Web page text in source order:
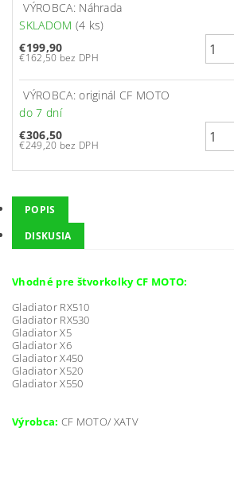
VÝROBCA: Náhrada
SKLADOM (4 ks)
€199,90
€162,50 bez DPH
VÝROBCA: originál CF MOTO
do 7 dní
€306,50
€249,20 bez DPH
POPIS
DISKUSIA
Vhodné pre štvorkolky CF MOTO:
Gladiator RX510
Gladiator RX530
Gladiator X5
Gladiator X6
Gladiator X450
Gladiator X520
Gladiator X550
Výrobca: CF MOTO/ XATV